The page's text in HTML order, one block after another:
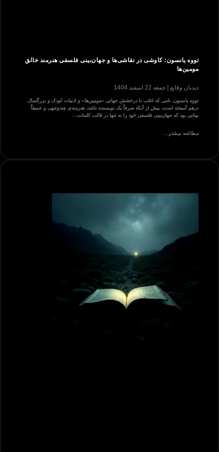
تووه یانسون: کاوشی در نقاشی‌ها و جهان‌بینی فلسفی هنرمند خالق
مومین‌ها
دیدبان وقایع جمعه 22 اسفند 1404
تووه یانسون، نامی که اغلب با درخشش جهانی «مومین‌ها» و ادبیات کودک و بزرگسال
درهم آمیخته است، بیش از آنکه صرفاً یک نویسنده باشد، هنرمندی چندوجهی و عمیقاً
بینایی بود که جهان‌بینی فلسفی خود را نه تنها در قالب کلمات،…
مطالعه بیشتر...